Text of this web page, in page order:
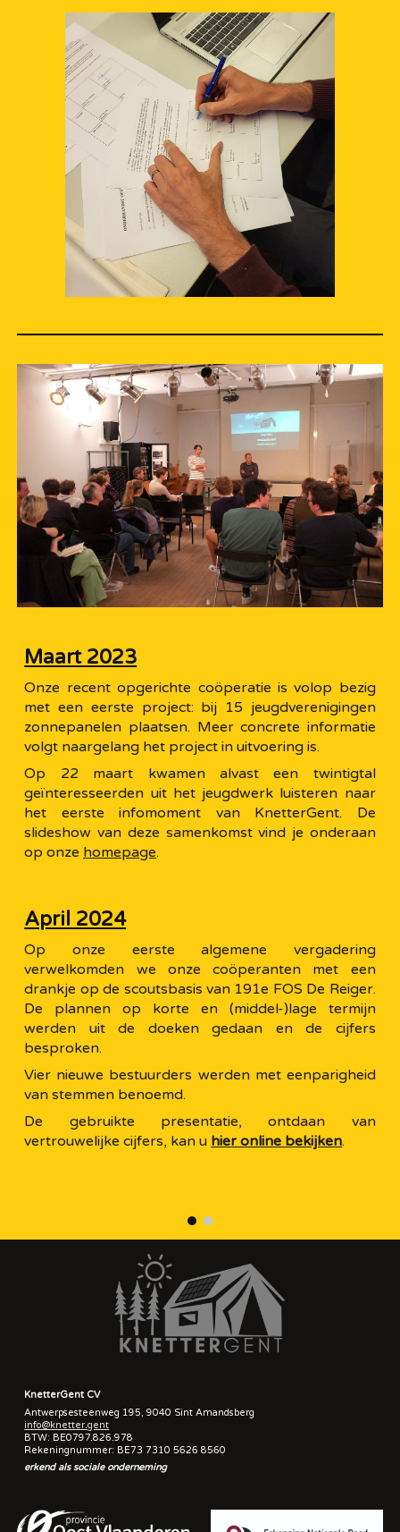
Maart 2023
Onze recent opgerichte coöperatie is volop bezig
met een eerste project: bij 15 jeugdverenigingen
zonnepanelen plaatsen. Meer concrete informatie
volgt naargelang het project in uitvoering is.
Op 22 maart kwamen alvast een twintigtal
geïnteresseerden uit het jeugdwerk luisteren naar
het eerste infomoment van KnetterGent. De
slideshow van deze samenkomst vind je onderaan
op onze homepage.
April 2024
Op onze eerste algemene vergadering
verwelkomden we onze coöperanten met een
drankje op de scoutsbasis van 191e FOS De Reiger.
De plannen op korte en (middel-)lage termijn
werden uit de doeken gedaan en de cijfers
besproken.
Vier nieuwe bestuurders werden met eenparigheid
van stemmen benoemd.
De gebruikte presentatie, ontdaan van
vertrouwelijke cijfers, kan u hier online bekijken.
KnetterGent CV
Antwerpsesteenweg 195, 9040 Sint Amandsberg
info@knetter.gent
BTW: BE0797.826.978
Rekeningnummer: BE73 7310 5626 8560
erkend als sociale onderneming